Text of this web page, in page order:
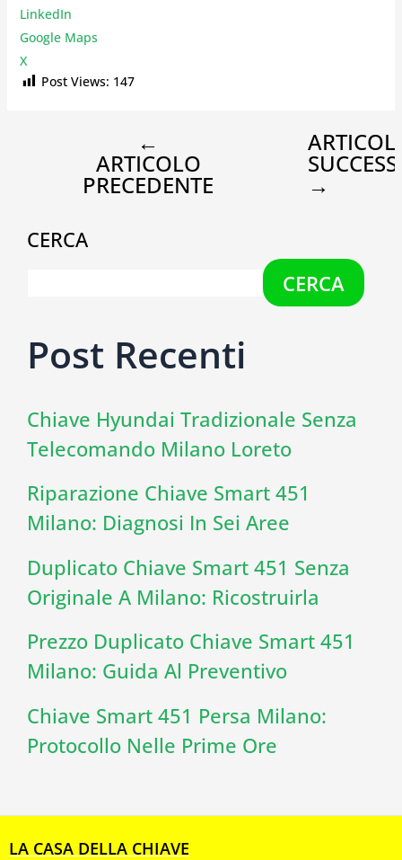
LinkedIn
Google Maps
X
Post Views: 147
←
ARTICOLO
PRECEDENTE →
CERCA
CERCA
Post Recenti
Chiave Hyundai Tradizionale Senza
Telecomando Milano Loreto
Riparazione Chiave Smart 451
Milano: Diagnosi In Sei Aree
Duplicato Chiave Smart 451 Senza
Originale A Milano: Ricostruirla
Prezzo Duplicato Chiave Smart 451
Milano: Guida Al Preventivo
Chiave Smart 451 Persa Milano:
Protocollo Nelle Prime Ore
LA CASA DELLA CHIAVE